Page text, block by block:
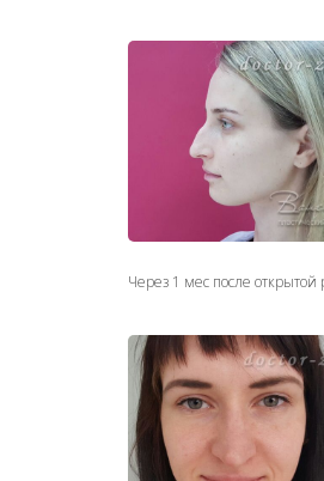
Через 1 мес после открытой